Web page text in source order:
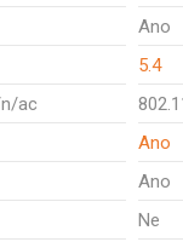
Ano
5.4
ac
Ano
Ano
Ne